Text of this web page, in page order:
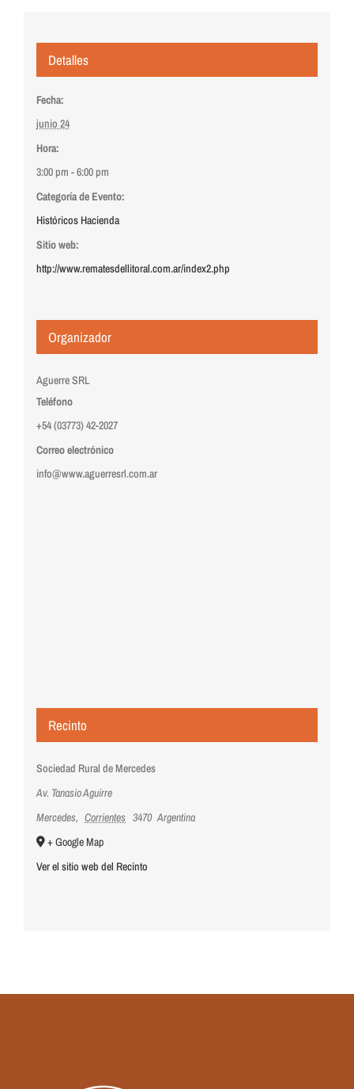
Detalles
Fecha:
junio 24
Hora:
3:00 pm - 6:00 pm
Categoría de Evento:
Históricos Hacienda
Sitio web:
http://www.rematesdellitoral.com.ar/index2.php
Organizador
Aguerre SRL
Teléfono
+54 (03773) 42-2027
Correo electrónico
info@www.aguerresrl.com.ar
Recinto
Sociedad Rural de Mercedes
Av. Tanasio Aguirre
Mercedes, Corrientes 3470 Argentina
+ Google Map
Ver el sitio web del Recinto